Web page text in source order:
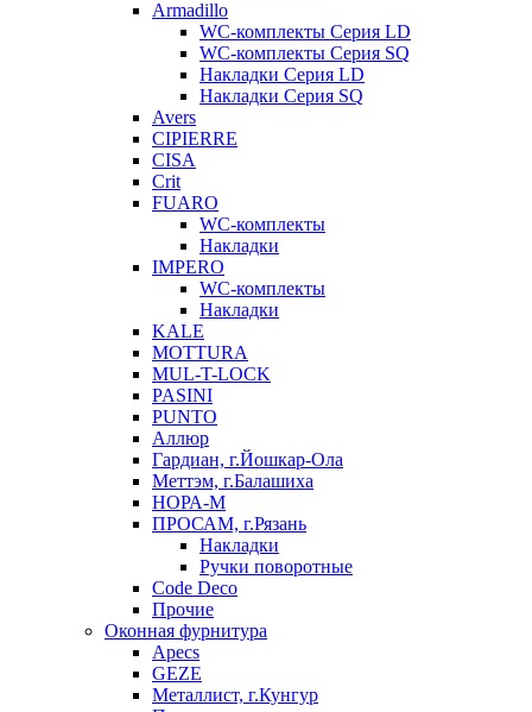
Armadillo
WC-комплекты Серия LD
WC-комплекты Серия SQ
Накладки Серия LD
Накладки Серия SQ
Avers
CIPIERRE
CISA
Crit
FUARO
WC-комплекты
Накладки
IMPERO
WC-комплекты
Накладки
KALE
MOTTURA
MUL-T-LOCK
PASINI
PUNTO
Аллюр
Гардиан, г.Йошкар-Ола
Меттэм, г.Балашиха
НОРА-М
ПРОСАМ, г.Рязань
Накладки
Ручки поворотные
Code Deco
Прочие
Оконная фурнитура
Apecs
GEZE
Металлист, г.Кунгур